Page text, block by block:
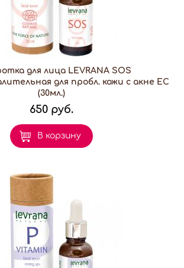
для лица LEVRANA SOS
для пробл. кожи с акне EC
(30мл.)
650 руб.
В корзину